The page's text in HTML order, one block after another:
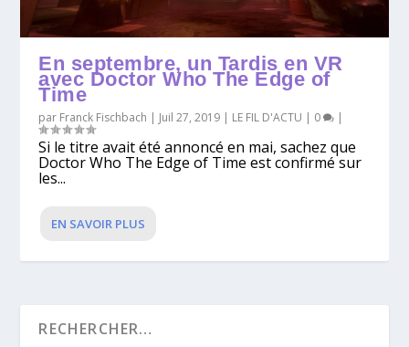
En septembre, un Tardis en VR
avec Doctor Who The Edge of
Time
par Franck Fischbach | Juil 27, 2019 | LE FIL D'ACTU | 0 |
Si le titre avait été annoncé en mai, sachez que
Doctor Who The Edge of Time est confirmé sur
les...
EN SAVOIR PLUS